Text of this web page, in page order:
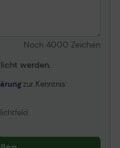
Noch 4000 Zeichen
werden.
zur Kenntnis